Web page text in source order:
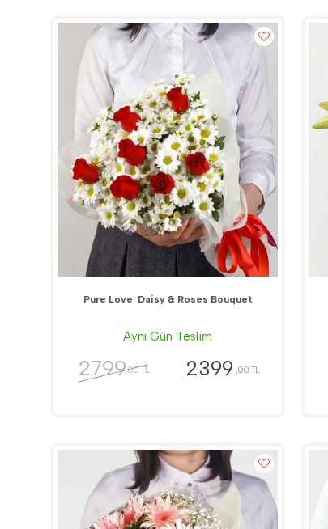
Pure Love  Daisy & Roses Bouquet
Aynı Gün Teslim
2799,00 TL 2399 ,00 TL